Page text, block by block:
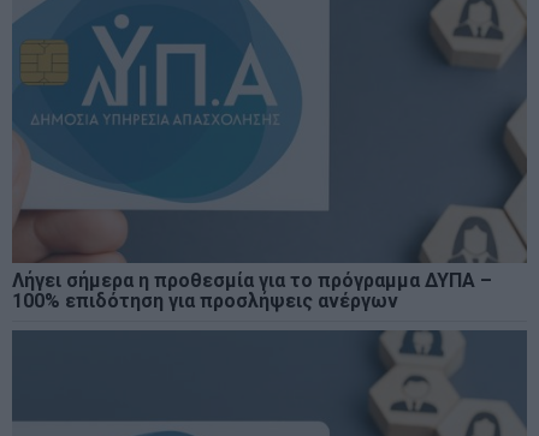
Λήγει σήμερα η προθεσμία για το πρόγραμμα ΔΥΠΑ –
100% επιδότηση για προσλήψεις ανέργων